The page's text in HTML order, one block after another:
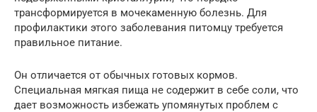
трансформируется в мочекаменную болезнь. Для
профилактики этого заболевания питомцу требуется
правильное питание.
Он отличается от обычных готовых кормов.
Специальная мягкая пища не содержит в себе соли, что
дает возможность избежать упомянутых проблем с